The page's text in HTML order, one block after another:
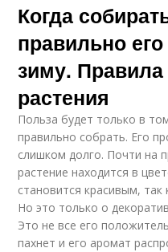
Когда
правильно
зиму.
растения
Польза будет только в
правильно собрать. Его
слишком долго. Почти на
растение находится в
становится красивым, так
Но это только о
Это не все его
пахнет и его аромат